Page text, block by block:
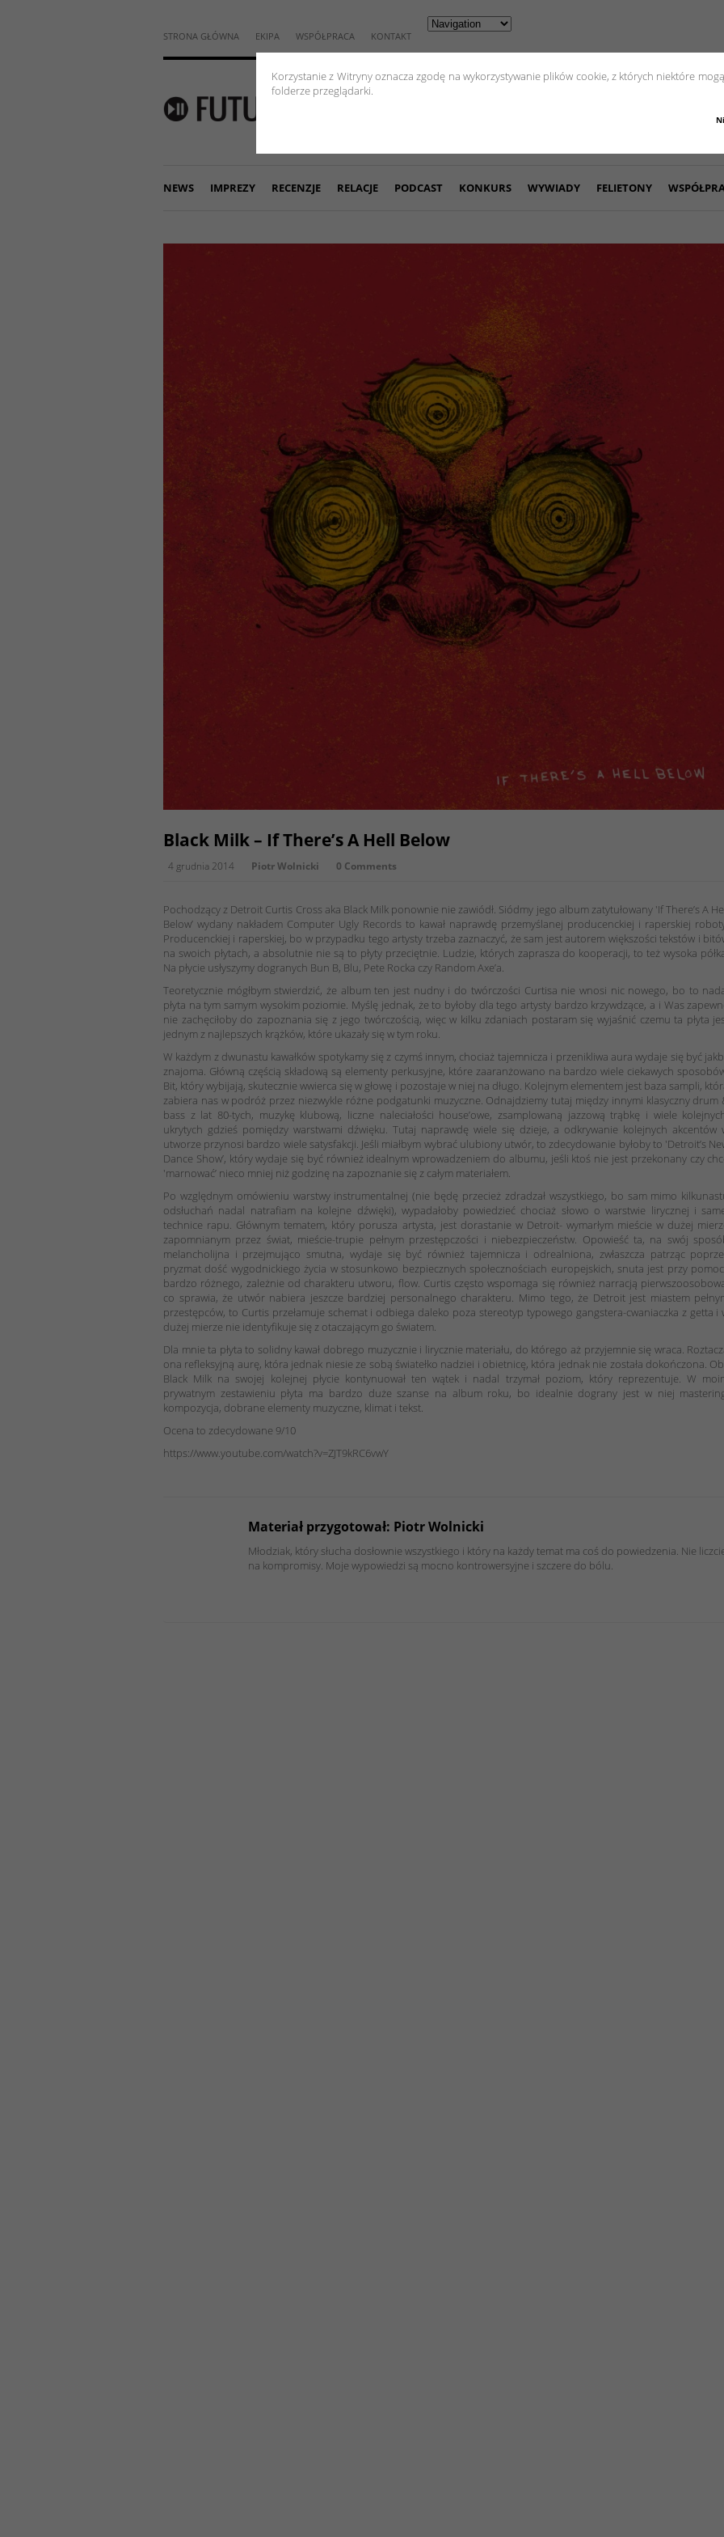
Korzystanie z Witryny oznacza zgodę na wykorzystywanie plików cookie, z których niektóre
folderze przeglądarki.
STRONA GŁÓWNA EKIPA WSPÓŁPRACA KONTAKT
NEWS IMPREZY RECENZJE RELACJE PODCAST KONKURS WYWIADY FELIETONY
Black Milk – If There’s A Hell Below
4 grudnia 2014 Piotr Wolnicki 0 Comments
Pochodzący z Detroit Curtis Cross aka Black Milk ponownie nie zawiódł. Siódmy jego album zatytułowany 'If There’s A
Below’ wydany nakładem Computer Ugly Records to kawał naprawdę przemyślanej producenckiej i raperskiej
Producenckiej i raperskiej, bo w przypadku tego artysty trzeba zaznaczyć, że sam jest autorem większości tekstów i
na swoich płytach, a absolutnie nie są to płyty przeciętnie. Ludzie, których zaprasza do kooperacji, to też wysoka
Na płycie usłyszymy dogranych Bun B, Blu, Pete Rocka czy Random Axe’a.
Teoretycznie mógłbym stwierdzić, że album ten jest nudny i do twórczości Curtisa nie wnosi nic nowego, bo to
płyta na tym samym wysokim poziomie. Myślę jednak, że to byłoby dla tego artysty bardzo krzywdzące, a i Was
nie zachęciłoby do zapoznania się z jego twórczością, więc w kilku zdaniach postaram się wyjaśnić czemu ta płyta
jednym z najlepszych krążków, które ukazały się w tym roku.
W każdym z dwunastu kawałków spotykamy się z czymś innym, chociaż tajemnicza i przenikliwa aura wydaje się być
znajoma. Główną częścią składową są elementy perkusyjne, które zaaranżowano na bardzo wiele ciekawych
Bit, który wybijają, skutecznie wwierca się w głowę i pozostaje w niej na długo. Kolejnym elementem jest baza sampli,
zabiera nas w podróż przez niezwykle różne podgatunki muzyczne. Odnajdziemy tutaj między innymi klasyczny drum
bass z lat 80-tych, muzykę klubową, liczne naleciałości house’owe, zsamplowaną jazzową trąbkę i wiele
ukrytych gdzieś pomiędzy warstwami dźwięku. Tutaj naprawdę wiele się dzieje, a odkrywanie kolejnych akcentów
utworze przynosi bardzo wiele satysfakcji. Jeśli miałbym wybrać ulubiony utwór, to zdecydowanie byłoby to 'Detroit’s
Dance Show’, który wydaje się być również idealnym wprowadzeniem do albumu, jeśli ktoś nie jest przekonany czy
'marnować’ nieco mniej niż godzinę na zapoznanie się z całym materiałem.
Po względnym omówieniu warstwy instrumentalnej (nie będę przecież zdradzał wszystkiego, bo sam mimo
odsłuchań nadal natrafiam na kolejne dźwięki), wypadałoby powiedzieć chociaż słowo o warstwie lirycznej i
technice rapu. Głównym tematem, który porusza artysta, jest dorastanie w Detroit- wymarłym mieście w dużej
zapomnianym przez świat, mieście-trupie pełnym przestępczości i niebezpieczeństw. Opowieść ta, na swój
melancholijna i przejmująco smutna, wydaje się być również tajemnicza i odrealniona, zwłaszcza patrząc
pryzmat dość wygodnickiego życia w stosunkowo bezpiecznych społecznościach europejskich, snuta jest przy
bardzo różnego, zależnie od charakteru utworu, flow. Curtis często wspomaga się również narracją
co sprawia, że utwór nabiera jeszcze bardziej personalnego charakteru. Mimo tego, że Detroit jest miastem
przestępców, to Curtis przełamuje schemat i odbiega daleko poza stereotyp typowego gangstera-cwaniaczka z getta i
dużej mierze nie identyfikuje się z otaczającym go światem.
Dla mnie ta płyta to solidny kawał dobrego muzycznie i lirycznie materiału, do którego aż przyjemnie się wraca.
ona refleksyjną aurę, która jednak niesie ze sobą światełko nadziei i obietnicę, która jednak nie została dokończona.
Black Milk na swojej kolejnej płycie kontynuował ten wątek i nadal trzymał poziom, który reprezentuje. W
prywatnym zestawieniu płyta ma bardzo duże szanse na album roku, bo idealnie dograny jest w niej
kompozycja, dobrane elementy muzyczne, klimat i tekst.
Ocena to zdecydowane 9/10
https://www.youtube.com/watch?v=ZJT9kRC6vwY
Materiał przygotował: Piotr Wolnicki
Młodziak, który słucha dosłownie wszystkiego i który na każdy temat ma coś do powiedzenia. Nie
na kompromisy. Moje wypowiedzi są mocno kontrowersyjne i szczere do bólu.